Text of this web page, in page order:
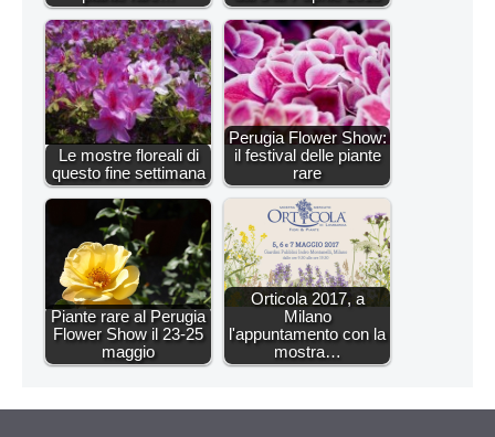
Le mostre floreali di
questo fine settimana
Perugia Flower Show:
il festival delle piante
rare
Piante rare al Perugia
Flower Show il 23-25
maggio
Orticola 2017, a
Milano
l'appuntamento con la
mostra…